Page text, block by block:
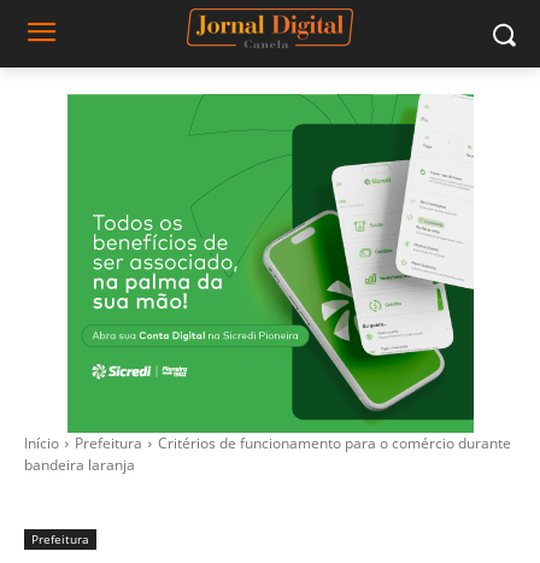
Início Prefeitura
Critérios de funcionamento para o comércio durante
bandeira laranja
Prefeitura